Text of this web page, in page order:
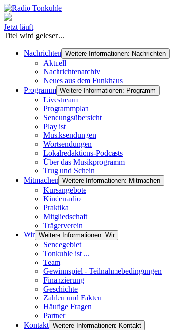
Jetzt läuft
Titel wird gelesen...
Nachrichten Weitere Informationen: Nachrichten
Aktuell
Nachrichtenarchiv
Neues aus dem Funkhaus
Programm Weitere Informationen: Programm
Livestream
Programmplan
Sendungsübersicht
Playlist
Musiksendungen
Wortsendungen
Lokalredaktions-Podcasts
Über das Musikprogramm
Trug und Schein
Mitmachen Weitere Informationen: Mitmachen
Kursangebote
Kinderradio
Praktika
Mitgliedschaft
Trägerverein
Wir Weitere Informationen: Wir
Sendegebiet
Tonkuhle ist ...
Team
Gewinnspiel - Teilnahmebedingungen
Finanzierung
Geschichte
Zahlen und Fakten
Häufige Fragen
Partner
Kontakt Weitere Informationen: Kontakt